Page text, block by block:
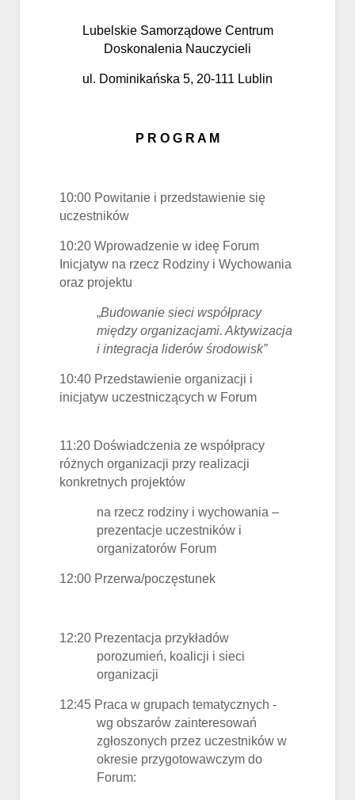
Lubelskie Samorządowe Centrum
Doskonalenia Nauczycieli
ul. Dominikańska 5, 20-111 Lublin
P R O G R A M
10:00 Powitanie i przedstawienie się
uczestników
10:20 Wprowadzenie w ideę Forum
Inicjatyw na rzecz Rodziny i Wychowania
oraz projektu
„Budowanie sieci współpracy
między organizacjami. Aktywizacja
i integracja liderów środowisk”
10:40 Przedstawienie organizacji i
inicjatyw uczestniczących w Forum
11:20 Doświadczenia ze współpracy
różnych organizacji przy realizacji
konkretnych projektów
na rzecz rodziny i wychowania –
prezentacje uczestników i
organizatorów Forum
12:00 Przerwa/poczęstunek
12:20 Prezentacja przykładów
porozumień, koalicji i sieci
organizacji
12:45 Praca w grupach tematycznych -
wg obszarów zainteresowań
zgłoszonych przez uczestników w
okresie przygotowawczym do
Forum: